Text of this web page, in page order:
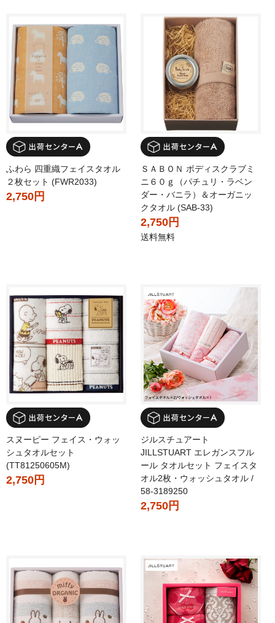
ふわら 四重織フェイスタオル
２枚セット (FWR2033)
2,750円
ＳＡＢＯＮ ボディスクラブミ
ニ６０ｇ（パチュリ・ラベン
ダー・バニラ）＆オーガニッ
クタオル (SAB-33)
2,750円
送料無料
スヌーピー フェイス・ウォッ
シュタオルセット
(TT81250605M)
2,750円
ジルスチュアート
JILLSTUART エレガンスフル
ール タオルセット フェイスタ
オル2枚・ウォッシュタオル /
58-3189250
2,750円